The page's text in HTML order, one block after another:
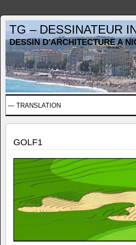
TG – DESSINATEUR
DESSIN D'ARCHITECTURE A
GOLF1